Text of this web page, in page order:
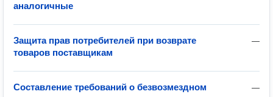
аналогичные
—
Защита прав потребителей при возврате
товаров поставщикам
—
Составление требований о безвозмездном